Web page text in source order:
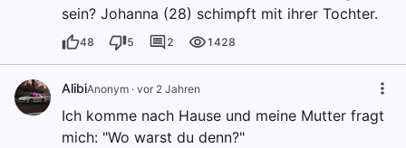
sein? Johanna (28) schimpft mit ihrer Tochter.
48 5 2 1428
AlibiAnоnуm · vor 2 Jahren
Ich komme nach Hause und meine Mutter fragt
mich: "Wo warst du denn?"